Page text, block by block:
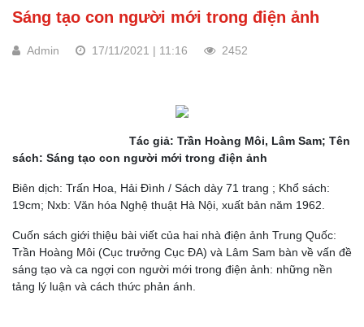
Sáng tạo con người mới trong điện ảnh
Admin 17/11/2021 | 11:16 2452
Tác giả: Trần Hoàng Môi, Lâm Sam; Tên
sách: Sáng tạo con người mới trong điện ảnh
Biên dịch: Trấn Hoa, Hải Đình / Sách dày 71 trang ; Khổ sách:
19cm; Nxb: Văn hóa Nghệ thuật Hà Nội, xuất bản năm 1962.
Cuốn sách giới thiệu bài viết của hai nhà điện ảnh Trung Quốc:
Trần Hoàng Môi (Cục trưởng Cục ĐA) và Lâm Sam bàn về vấn đề
sáng tạo và ca ngợi con người mới trong điện ảnh: những nền
tảng lý luận và cách thức phản ánh.